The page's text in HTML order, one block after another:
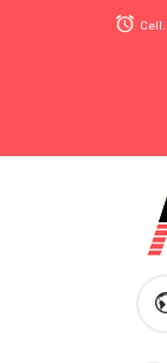
Cell.